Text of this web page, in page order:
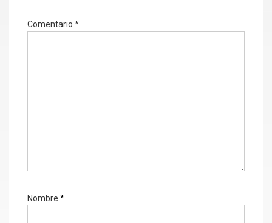
Comentario *
Nombre *